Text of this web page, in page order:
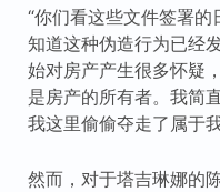
“你们看这些文件签署
知道这种伪造行为已经
始对房产产生很多怀疑
是房产的所有者。我简
我这里偷偷夺走了属于
然而，对于塔吉琳娜的